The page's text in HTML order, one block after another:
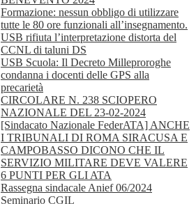
Formazione: nessun obbligo di utilizzare
tutte le 80 ore funzionali all’insegnamento.
USB rifiuta l’interpretazione distorta del
CCNL di taluni DS
USB Scuola: Il Decreto Milleproroghe
condanna i docenti delle GPS alla
precarietà
CIRCOLARE N. 238 SCIOPERO
NAZIONALE DEL 23-02-2024
[Sindacato Nazionale FederATA] ANCHE
I TRIBUNALI DI ROMA SIRACUSA E
CAMPOBASSO DICONO CHE IL
SERVIZIO MILITARE DEVE VALERE
6 PUNTI PER GLI ATA
Rassegna sindacale Anief 06/2024
Seminario CGIL